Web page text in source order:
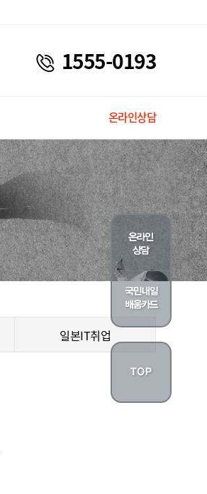
1555-0193
온라인상담
일본IT취업